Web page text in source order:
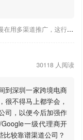
老哥，你情况与2年前的我很相似，现在也慢慢在用多渠道推广，这行有钱景，你有基础上手会比较快，不必担心。至于Google还是Facebook哪好上手，我是Google广告入手，现在迷上外贸推关注大神们的营销推广干货。有空你也可多泡下这站，真能学到不少东西；希望可以帮到你！
30118 人阅读
到深圳一家跨境电商
很不得马上都学会，
司，以便今后加强作
一级代理商开
比较靠谱渠道公司？